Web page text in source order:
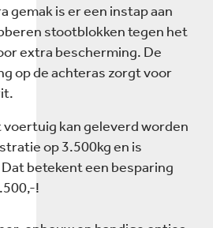
gemak is er een instap aan
stootblokken tegen het
extra bescherming. De
op de achteras zorgt voor
kan geleverd worden
op 3.500kg en is
betekent een besparing
!